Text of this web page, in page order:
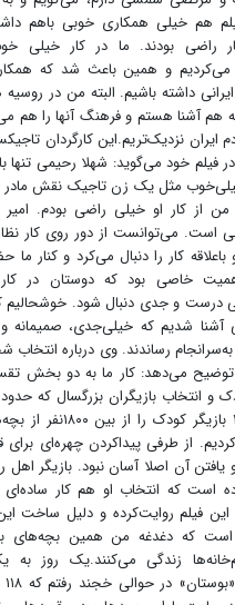
هم خیلی همکاری خوبی باهم
راضی بودند. ما در کار خیلی
می‌کردیم و همین باعث شد که
داشته باشیم. البته من در
هم آشنا هستم و فرهنگ آنها را هم
ایران نزدیک‌تریم.این کارگردان
فیلم خود می‌گوید: شهلا رحیمی تنها
مثل یک زن تاجیک نقش مادر
من از کار او خیلی راضی بودم.
است. می‌توانست از دور روی کار
کار را دنبال می‌کرد و کنار
خاصی بود که دوستان در
درست و جدی دنبال شود. خوشحالیم
آشنا شدیم که خیلی‌جدی، صمیمانه
به‌سرانجام رساندند. وی درباره
می‌دهد: کار ما به دو بخش
و انتخاب بازیگران بزرگسال که
کار طول کشید و ۱۲ بازیگر
از طرفی پیداکردن چهره‌ای برای
آن اصلا آسان نبود. بازیگر اهل
است که انتخاب او هم کار ساده‌ای
این فیلم روایت‌کرده و دلیل ساخت
است که دغدغه من همین بچه‌های
زندگی می‌کنند.یک روز به